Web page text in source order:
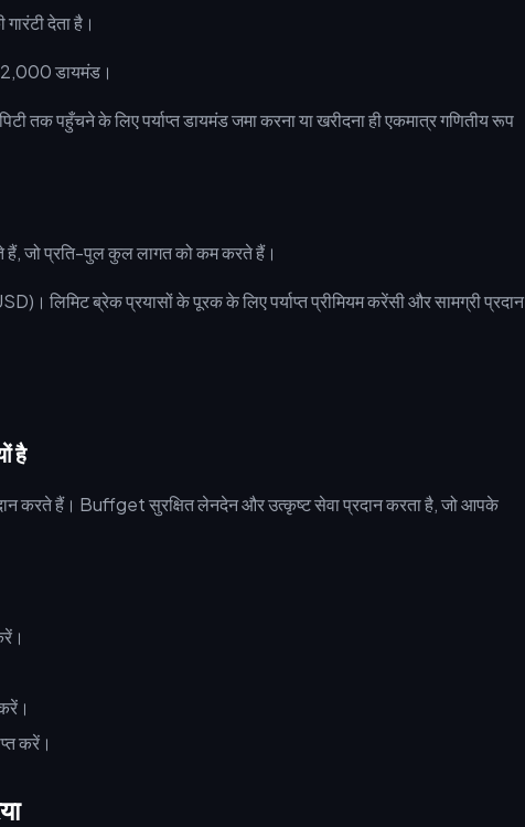
देता है।
डायमंड।
तक पहुँचने के लिए पर्याप्त डायमंड जमा करना या खरीदना ही एकमात्र गणितीय रूप
जो प्रति-पुल कुल लागत को कम करते हैं।
लिमिट ब्रेक प्रयासों के पूरक के लिए पर्याप्त प्रीमियम करेंसी और सामग्री प्रदान
है
करते हैं। Buffget सुरक्षित लेनदेन और उत्कृष्ट सेवा प्रदान करता है, जो आपके
करें।